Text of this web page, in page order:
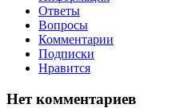
Ответы
Вопросы
Комментарии
Подписки
Нравится
Нет комментариев